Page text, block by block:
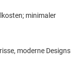
minimaler
moderne Designs